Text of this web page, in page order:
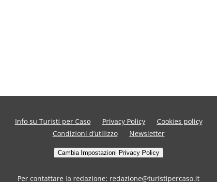
Info su Turisti per Caso Privacy Policy
Cookies policy
Condizioni d’utilizzo
Newsletter
Cambia Impostazioni Privacy Policy
Per contattare la redazione: redazione@turistipercaso.it